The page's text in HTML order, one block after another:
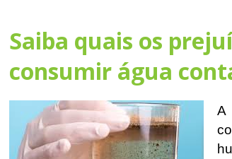
Saiba quais os
consumir água
A